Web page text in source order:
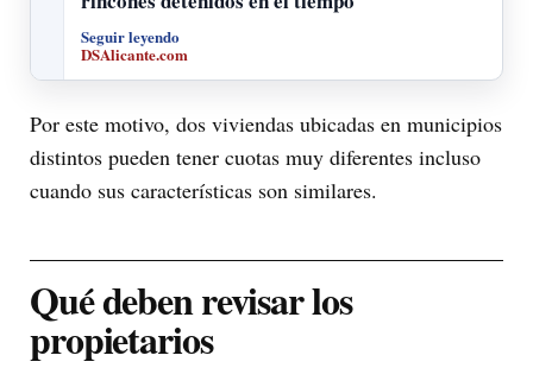
Seguir leyendo
DSAlicante.com
Por este motivo, dos viviendas ubicadas en municipios
distintos pueden tener cuotas muy diferentes incluso
cuando sus características son similares.
Qué deben revisar los
propietarios